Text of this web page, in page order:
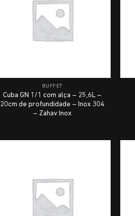
BUFFET
Cuba GN 1/1 com alça – 25,6L –
20cm de profundidade – Inox 304
– Zahav Inox